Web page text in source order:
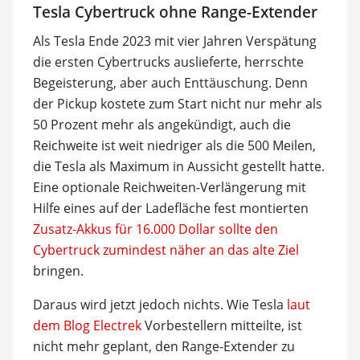
Tesla Cybertruck ohne Range-Extender
Als Tesla Ende 2023 mit vier Jahren Verspätung
die ersten Cybertrucks auslieferte, herrschte
Begeisterung, aber auch Enttäuschung. Denn
der Pickup kostete zum Start nicht nur mehr als
50 Prozent mehr als angekündigt, auch die
Reichweite ist weit niedriger als die 500 Meilen,
die Tesla als Maximum in Aussicht gestellt hatte.
Eine optionale Reichweiten-Verlängerung mit
Hilfe eines auf der Ladefläche fest montierten
Zusatz-Akkus für 16.000 Dollar sollte den
Cybertruck zumindest näher an das alte Ziel
bringen.
Daraus wird jetzt jedoch nichts. Wie Tesla laut
dem Blog ElectrekVorbestellern mitteilte, ist
nicht mehr geplant, den Range-Extender zu